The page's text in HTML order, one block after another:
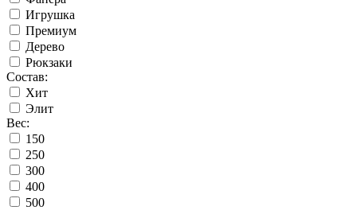
Игрушка
Премиум
Дерево
Рюкзаки
Состав:
Хит
Элит
Вес:
150
250
300
400
500